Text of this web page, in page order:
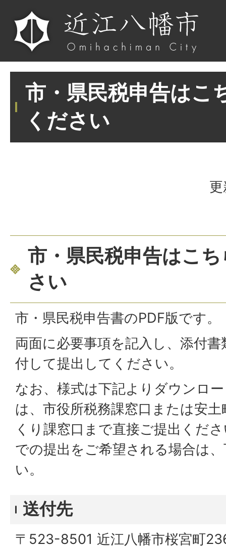
市・県民税申告はこ
ください
市・県民税申告はこ
さい
市・県民税申告書のPDF版です。
両面に必要事項を記入し、添付
付して提出してください。
なお、様式は下記よりダウンロ
は、市役所税務課窓口または安
くり課窓口まで直接ご提出くだ
での提出をご希望される場合は
い。
送付先
〒523-8501 近江八幡市桜宮町